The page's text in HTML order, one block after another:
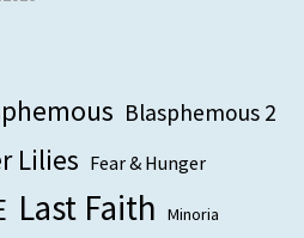
Blasphemous 2
Lilies Fear & Hunger
Last Faith Minoria